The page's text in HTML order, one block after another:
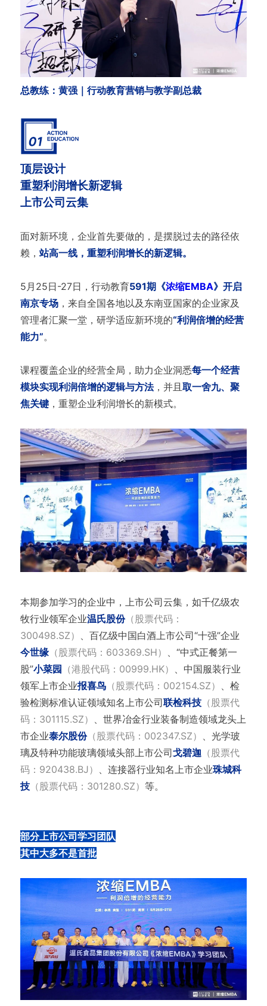
总教练：黄强｜行动教育营销与教学副总裁
顶层设计
重塑利润增长新逻辑
上市公司云集
面对新环境，企业首先要做的，是摆脱过去的路径依
赖，站高一线，重塑利润增长的新逻辑。
5月25日-27日，行动教育591期《浓缩EMBA》开启
南京专场，来自全国各地以及东南亚国家的企业家及
管理者汇聚一堂，研学适应新环境的“利润倍增的经营
能力”。
课程覆盖企业的经营全局，助力企业洞悉每一个经营
模块实现利润倍增的逻辑与方法，并且 取一舍九、聚
焦关键，重塑企业利润增长的新模式。
本期参加学习的企业中，上市公司云集，如千亿级农
牧行业领军企业温氏股份（股票代码：
300498.SZ）
、百亿级中国白酒上市公司“十强”企业
今世缘（股票代码：603369.SH）
、“中式正餐第一
股”小菜园 （港股代码：00999.HK）
、中国服装行业
领军上市企业报喜鸟（股票代码：002154.SZ）
、检
验检测标准认证领域知名上市公司联检科技（股票代
码：301115.SZ）
、世界冶金行业装备制造领域龙头上
市企业泰尔股份（股票代码：002347.SZ）
、光学玻
璃及特种功能玻璃领域头部上市公司戈碧迦 （股票代
码：920438.BJ）
、连接器行业知名上市企业珠城科
技（股票代码：301280.SZ） 等。
部分上市公司学习团队
其中大多不是首批